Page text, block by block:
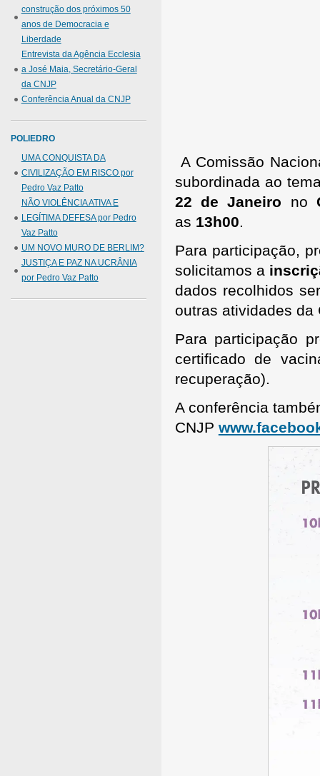
A Comissão
subordinada ao
22 de Janeiro no
as 13h00.
Para participação,
solicitamos a
dados recolhidos
outras atividades da
Para participação
certificado de
recuperação).
A conferência
CNJP
construção dos próximos 50
anos de Democracia e
Liberdade
Entrevista da Agência Ecclesia
a José Maia, Secretário-Geral
da CNJP
Conferência Anual da CNJP
POLIEDRO
UMA CONQUISTA DA
CIVILIZAÇÃO EM RISCO por
Pedro Vaz Patto
NÃO VIOLÊNCIA ATIVA E
LEGÍTIMA DEFESA por Pedro
Vaz Patto
UM NOVO MURO DE BERLIM?
JUSTIÇA E PAZ NA UCRÂNIA
por Pedro Vaz Patto